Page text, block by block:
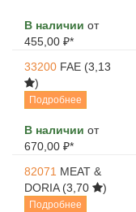
В наличии от
455,00 ₽*
33200 FAE (3,13
)
Подробнее
В наличии от
670,00 ₽*
82071 MEAT &
DORIA (3,70 )
Подробнее